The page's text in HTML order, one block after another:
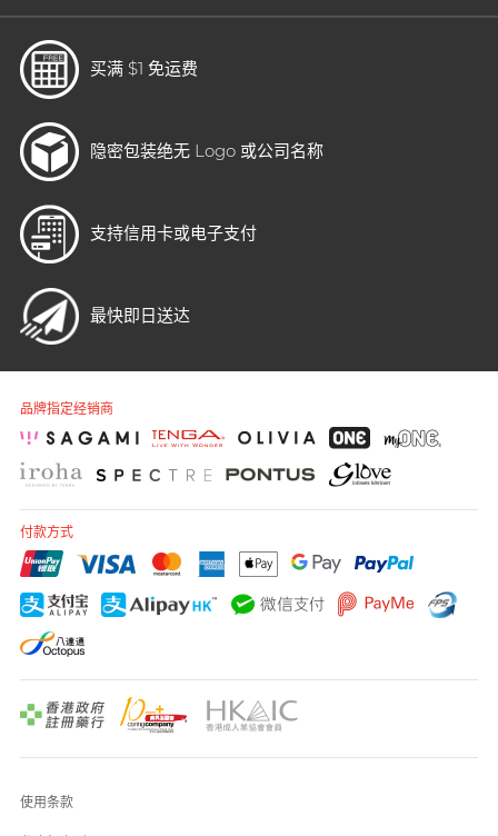
买满 $1 免运费
隐密包装绝无 Logo 或公司名称
支持信用卡或电子支付
最快即日送达
品牌指定经销商
付款方式
使用条款